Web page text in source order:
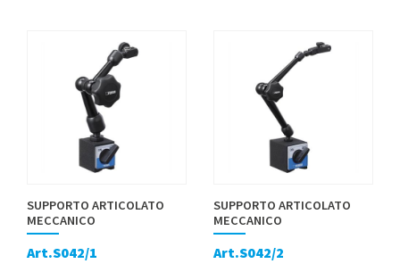
SUPPORTO ARTICOLATO
MECCANICO
Art.S042/1
SUPPORTO ARTICOLATO
MECCANICO
Art.S042/2